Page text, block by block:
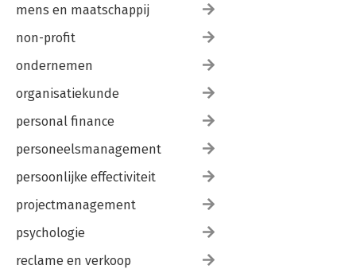
mens en maatschappij
non-profit
ondernemen
organisatiekunde
personal finance
personeelsmanagement
persoonlijke effectiviteit
projectmanagement
psychologie
reclame en verkoop